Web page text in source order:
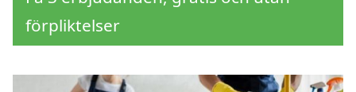
förpliktelser